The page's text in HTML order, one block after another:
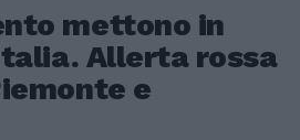
mettono in
Allerta rossa
e